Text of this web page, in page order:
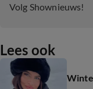
Volg Shownieuws!
Lees ook